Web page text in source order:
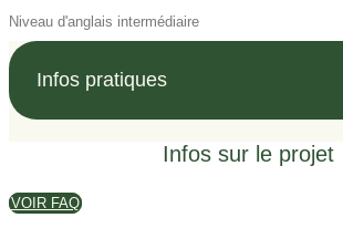
Niveau d'anglais intermédiaire
Infos pratiques
Infos sur le projet
VOIR FAQ